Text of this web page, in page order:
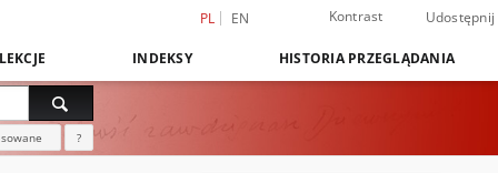
PL EN Kontrast Udostępnij
INDEKSY HISTORIA PRZEGLĄDANIA
?